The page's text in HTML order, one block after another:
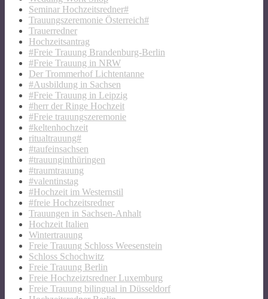
Seminar Hochzeitsredner#
Trauungszeremonie Österreich#
Trauerredner
Hochzeitsantrag
#Freie Trauung Brandenburg-Berlin
#Freie Trauung in NRW
Der Trommerhof Lichtentanne
#Ausbildung in Sachsen
#Freie Trauung in Leipzig
#herr der Ringe Hochzeit
#Freie trauungszeremonie
#keltenhochzeit
ritualtrauung#
#taufeinsachsen
#trauunginthüringen
#traumtrauung
#valentinstag
#Hochzeit im Westernstil
#freie Hochzeitsredner
Trauungen in Sachsen-Anhalt
Hochzeit Italien
Wintertrauung
Freie Trauung Schloss Weesenstein
Schloss Schochwitz
Freie Trauung Berlin
Freie Hochzeiztsredner Luxemburg
Freie Trauung bilingual in Düsseldorf